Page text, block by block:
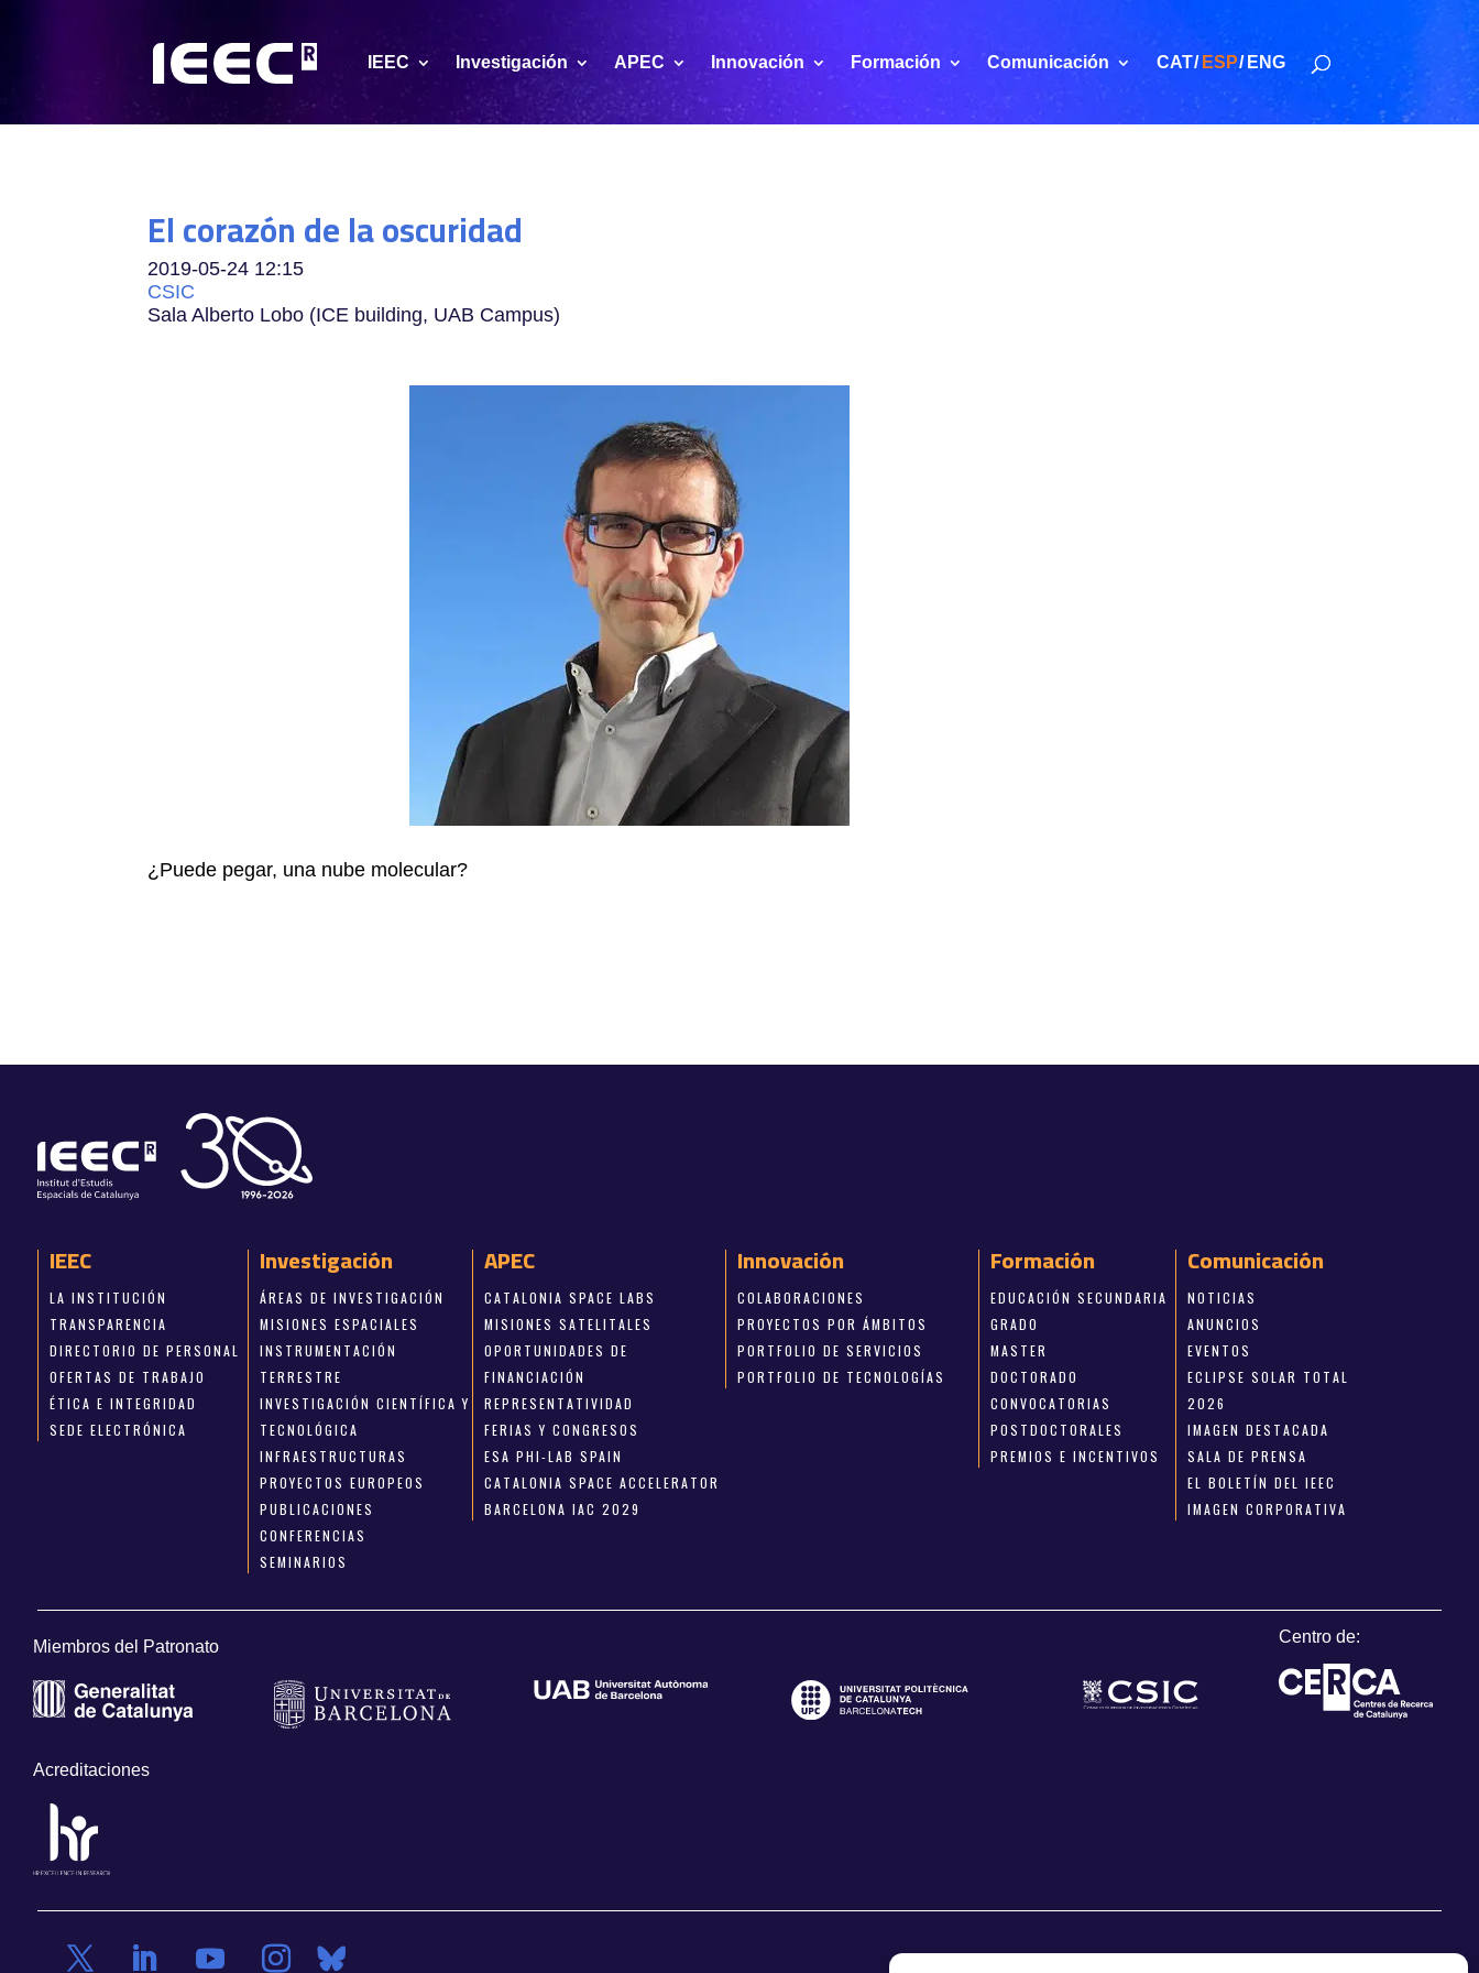
IEEC Investigación APEC Innovación Formación Comunicación CAT ESP ENG
El corazón de la oscuridad
2019-05-24 12:15
CSIC
Sala Alberto Lobo (ICE building, UAB Campus)
¿Puede pegar, una nube molecular?
IEEC
LA INSTITUCIÓN
TRANSPARENCIA
DIRECTORIO DE PERSONAL
OFERTAS DE TRABAJO
ÉTICA E INTEGRIDAD
SEDE ELECTRÓNICA
Investigación
ÁREAS DE INVESTIGACIÓN
MISIONES ESPACIALES
INSTRUMENTACIÓN
TERRESTRE
INVESTIGACIÓN CIENTÍFICA Y
TECNOLÓGICA
INFRAESTRUCTURAS
PROYECTOS EUROPEOS
PUBLICACIONES
CONFERENCIAS
SEMINARIOS
APEC
CATALONIA SPACE LABS
MISIONES SATELITALES
OPORTUNIDADES DE
FINANCIACIÓN
REPRESENTATIVIDAD
FERIAS Y CONGRESOS
ESA PHI-LAB SPAIN
CATALONIA SPACE ACCELERATOR
BARCELONA IAC 2029
Innovación
COLABORACIONES
PROYECTOS POR ÁMBITOS
PORTFOLIO DE SERVICIOS
PORTFOLIO DE TECNOLOGÍAS
Formación
EDUCACIÓN SECUNDARIA
GRADO
MASTER
DOCTORADO
CONVOCATORIAS
POSTDOCTORALES
PREMIOS E INCENTIVOS
Comunicación
NOTICIAS
ANUNCIOS
EVENTOS
ECLIPSE SOLAR TOTAL
2026
IMAGEN DESTACADA
SALA DE PRENSA
EL BOLETÍN DEL IEEC
IMAGEN CORPORATIVA
Miembros del Patronato
Centro de:
Acreditaciones